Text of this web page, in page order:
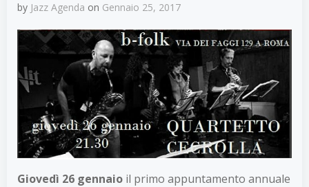
by Jazz Agenda on Gennaio 25, 2017
Giovedì 26 gennaio il primo appuntamento annuale